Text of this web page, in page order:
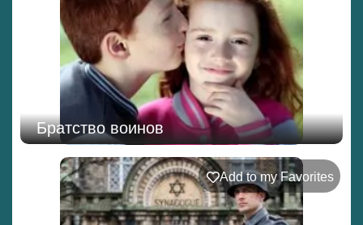
Братство воинов
Add to my Favorites